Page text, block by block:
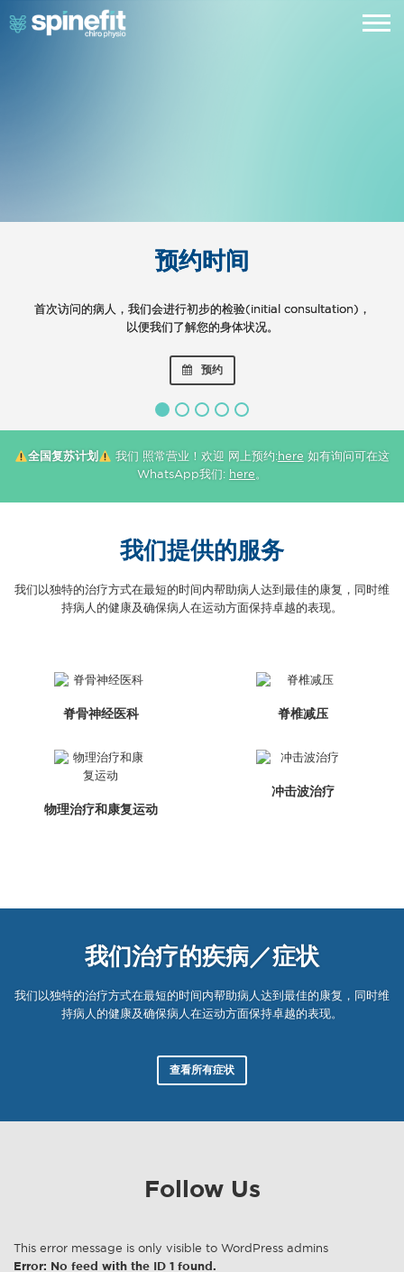
预约时间
首次访问的病人，我们会进行初步的检验(initial consultation)，
以便我们了解您的身体状况。
预约
最先进的技术
无论您是运动受伤、工作意外或其他状况，我们都欢迎您前来访
问。
预约时间
预约时间
首次访问的病人，我们会进行初步的检验(initial consultation)，
以便我们了解您的身体状况。
预约
最先进的技术
无论您是运动受伤、工作意外或其他状况，我们都欢迎您前来访
问。
预约时间
我们教育公共社会
如果您是雇主或企业家，我们可以举办企业型讲座，让您了解脊
骨神经治疗和其他的服务可以如何帮到您。
联络我们
全国复苏计划 我们 照常营业！欢迎 网上预约:here 如有询问可在这
WhatsApp我们: here。
我们提供的服务
我们以独特的治疗方式在最短的时间内帮助病人达到最佳的康复，同时维
持病人的健康及确保病人在运动方面保持卓越的表现。
脊骨神经医科 脊椎减压
物理治疗和康复运动
冲击波治疗
我们治疗的疾病／症状
我们以独特的治疗方式在最短的时间内帮助病人达到最佳的康复，同时维
持病人的健康及确保病人在运动方面保持卓越的表现。
查看所有症状
Follow Us
This error message is only visible to WordPress admins
Error: No feed with the ID 1 found.